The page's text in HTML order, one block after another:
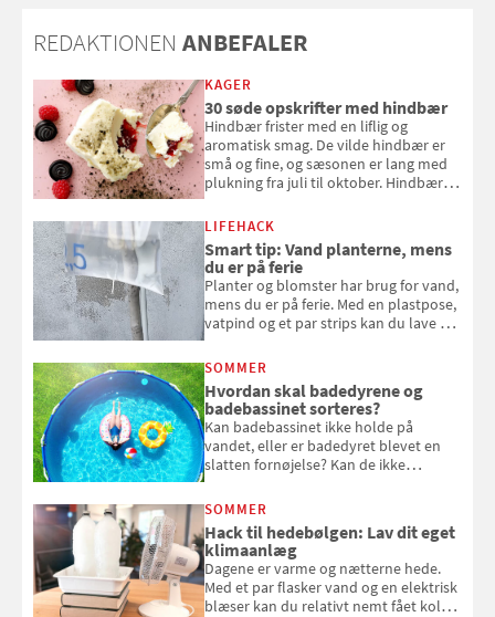
REDAKTIONEN ANBEFALER
KAGER
30 søde opskrifter med hindbær
Hindbær frister med en liflig og
aromatisk smag. De vilde hindbær er
små og fine, og sæsonen er lang med
plukning fra juli til oktober. Hindbær
kan bruge dine hindbær i alt fra
bagværk og salater til is og syltning.
LIFEHACK
Smart tip: Vand planterne, mens
du er på ferie
Planter og blomster har brug for vand,
mens du er på ferie. Med en plastpose,
vatpind og et par strips kan du lave dit
at bede naboen om at vande eller
komme hjem til døde planter
SOMMER
Hvordan skal badedyrene og
badebassinet sorteres?
Kan badebassinet ikke holde på
vandet, eller er badedyret blevet en
slatten fornøjelse? Kan de ikke
opmærksom, når du smider
badebassinet eller et badedyr ud
SOMMER
Hack til hedebølgen: Lav dit eget
klimaanlæg
Dagene er varme og nætterne hede.
Med et par flasker vand og en elektrisk
blæser kan du relativt nemt fået koldt